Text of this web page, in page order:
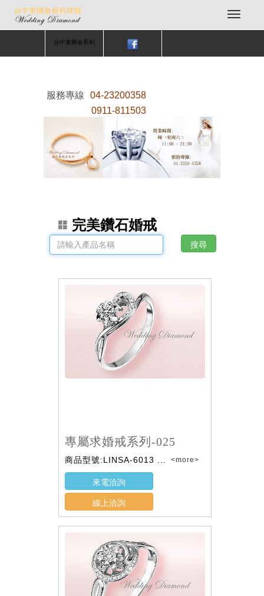
台中東興金長利
服務專線
04-23200358
0911-811503
完美鑽石婚戒
專屬求婚戒系列-025
商品型號:LINSA-6013 ... <more>
來電洽詢
線上洽詢